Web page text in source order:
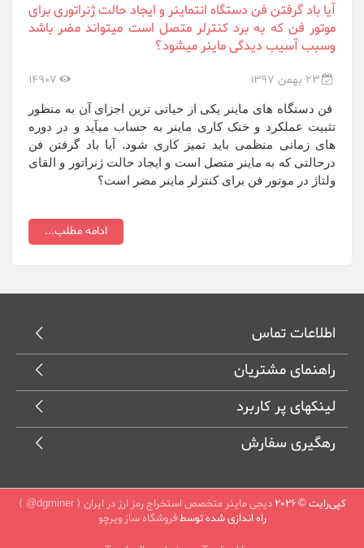
آیا باد گرفتن فن دستگاه انتماینر و ایجاد حالت ژنراتوری برای
موتور فن که به برد کنترلر متصل است میتواند مضر باشد
وسبب آسیب دیدگی ماینر میشود؟
23 بهمن 1397 14907
​​فن دستگاه های ماینر یکی از حیاتی ترین اجزای آن به منظور
تثبیت عملکرد و خنک کاری ماینر به حساب میآید و در دوره
های زمانی منظمی باید تمیز کاری شود. آیا باد گرفتن فن
درحالتی که به ماینر متصل است و ایجاد حالت ژنراتور و القای
ولتاژ در موتور فن برای کنترلر ماینر مضر است؟
ادامه مطلب...
اطلاعات تماس
راهنمای مشتریان
لینکهای پر کاربرد
رهگیری سفارش
کپی‌رایت © 2026
دیجی ماینر متخصص استخراج رمز ارز در ایران ( dgminer@ )
راه اندازی شده توسطفروشگاه ساز ویرچو